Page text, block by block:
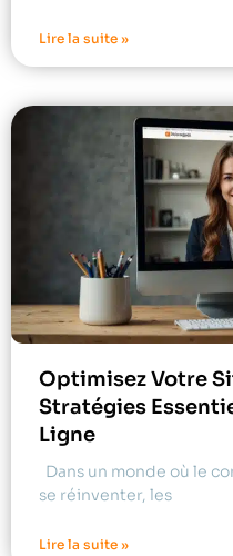
Lire la suite »
Optimisez Votre
Stratégies
Ligne
Dans un monde où le
se réinventer, les
Lire la suite »